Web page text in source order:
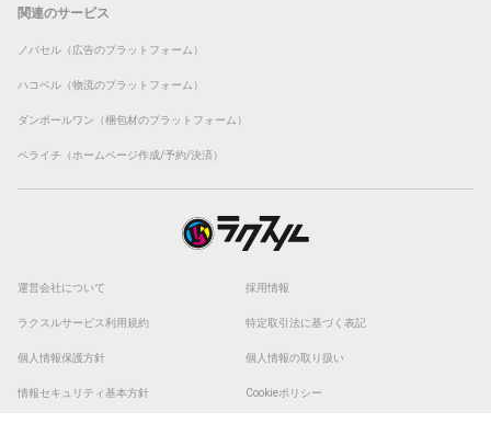
関連のサービス
ノバセル（広告のプラットフォーム）
ハコベル（物流のプラットフォーム）
ダンボールワン（梱包材のプラットフォーム）
ペライチ（ホームページ作成/予約/決済）
運営会社について 採用情報
ラクスルサービス利用規約 特定取引法に基づく表記
個人情報保護方針 個人情報の取り扱い
情報セキュリティ基本方針 Cookieポリシー